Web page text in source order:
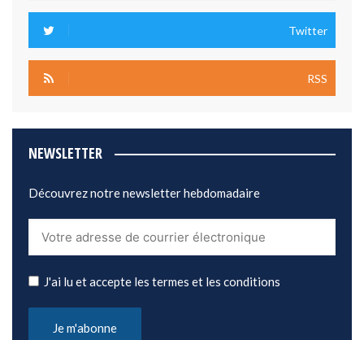
Twitter
RSS
NEWSLETTER
Découvrez notre newsletter hebdomadaire
J'ai lu et accepte les termes et les conditions